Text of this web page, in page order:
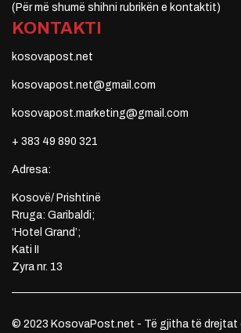
(Për më shumë shihni rubrikën e kontaktit)
KONTAKTI
kosovapost.net
kosovapost.net@gmail.com
kosovapost.marketing@gmail.com
+ 383 49 890 321
Adresa:
Kosovë/ Prishtinë
Rruga: Garibaldi;
‘Hotel Grand’;
Kati II
Zyra nr. 13
© 2023 KosovaPost.net - Të gjitha të drejtat